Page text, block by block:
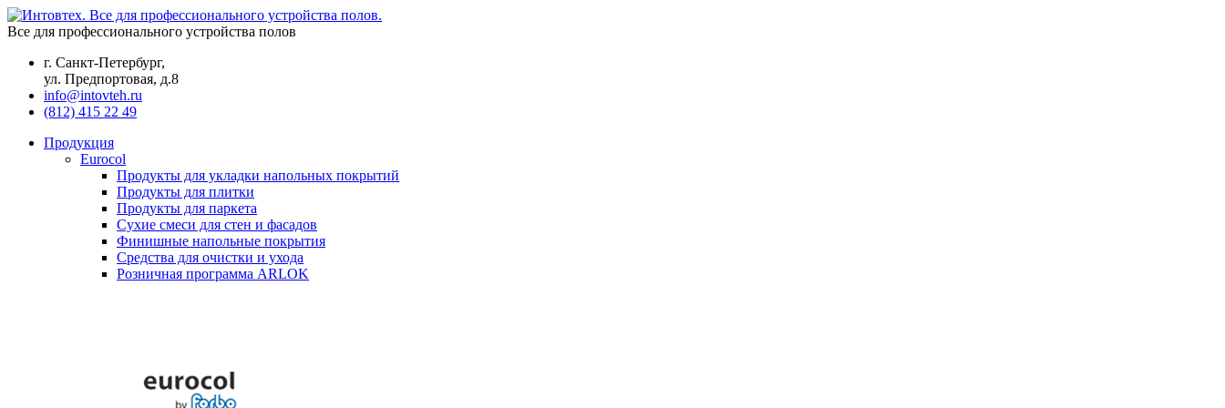
Все для профессионального устройства полов
г. Санкт-Петербург,
ул. Предпортовая, д.8
info@intovteh.ru
(812) 415 22 49
Продукция
Eurocol
Продукты для укладки напольных покрытий
Продукты для плитки
Продукты для паркета
Сухие смеси для стен и фасадов
Финишные напольные покрытия
Средства для очистки и ухода
Розничная программа ARLOK